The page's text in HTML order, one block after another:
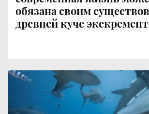
обязана своим
древней куче